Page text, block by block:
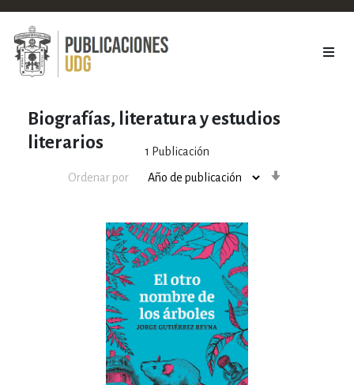
Biografías, literatura y estudios
literarios
1 Publicación
Ordenar por